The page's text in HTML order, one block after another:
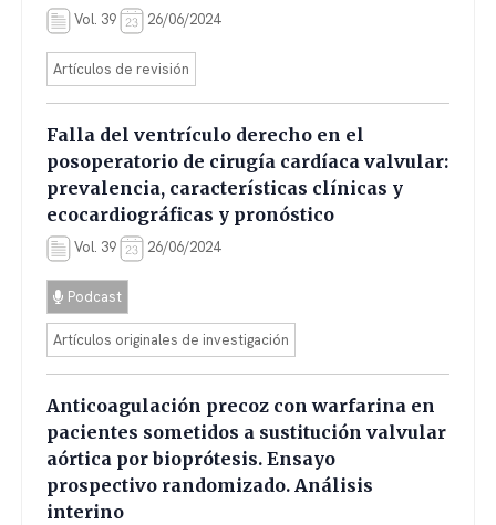
Vol. 39 26/06/2024
Artículos de revisión
Falla del ventrículo derecho en el
posoperatorio de cirugía cardíaca valvular:
prevalencia, características clínicas y
ecocardiográficas y pronóstico
Vol. 39 26/06/2024
Podcast
Artículos originales de investigación
Anticoagulación precoz con warfarina en
pacientes sometidos a sustitución valvular
aórtica por bioprótesis. Ensayo
prospectivo randomizado. Análisis
interino